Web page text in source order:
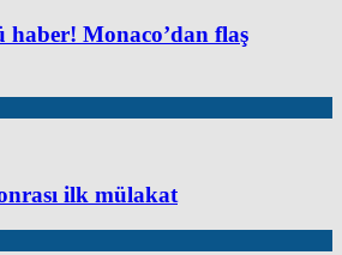
haber! Monaco’dan flaş
ilk mülakat